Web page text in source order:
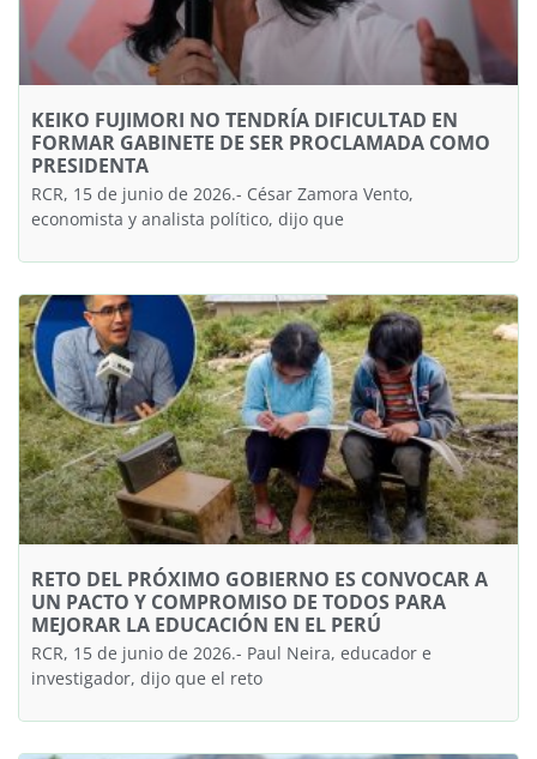
KEIKO FUJIMORI NO TENDRÍA DIFICULTAD EN
FORMAR GABINETE DE SER PROCLAMADA COMO
PRESIDENTA
RCR, 15 de junio de 2026.- César Zamora Vento,
economista y analista político, dijo que
RETO DEL PRÓXIMO GOBIERNO ES CONVOCAR A
UN PACTO Y COMPROMISO DE TODOS PARA
MEJORAR LA EDUCACIÓN EN EL PERÚ
RCR, 15 de junio de 2026.- Paul Neira, educador e
investigador, dijo que el reto